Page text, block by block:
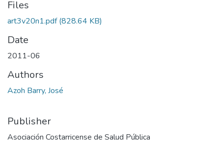
Files
art3v20n1.pdf(828.64 KB)
Date
2011-06
Authors
Azoh Barry, José
Publisher
Asociación Costarricense de Salud Pública